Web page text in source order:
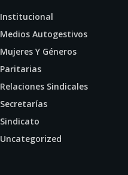
Institucional
Medios Autogestivos
Mujeres Y Géneros
Paritarias
Relaciones Sindicales
Secretarías
Sindicato
Uncategorized